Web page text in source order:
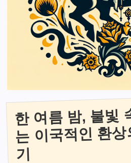
한 여름 밤, 불빛
는 이국적인 환
기